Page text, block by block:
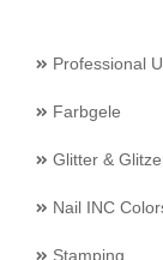
Professional
Farbgele
Glitter &
Nail INC
Stamping